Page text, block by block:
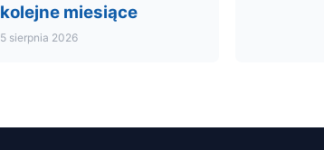
kolejne miesiące
5 sierpnia 2026